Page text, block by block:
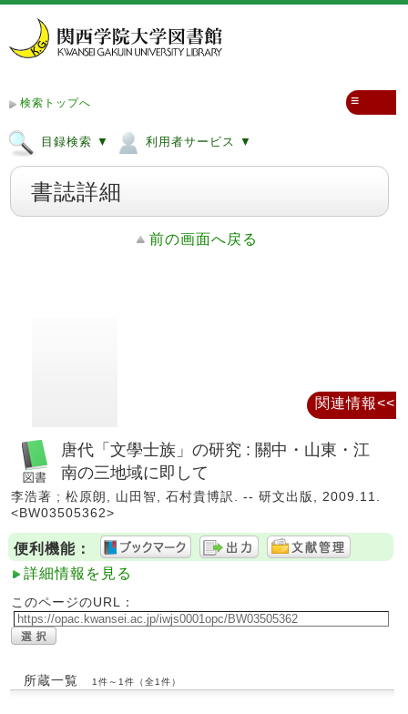
検索トップへ
目録検索 ▼ 利用者サービス ▼
≡
書誌詳細
前の画面へ戻る
唐代「文學士族」の研究 : 關中・山東・江
南の三地域に即して
李浩著 ; 松原朗, 山田智, 石村貴博訳. -- 研文出版, 2009.11.
<BW03505362>
便利機能：
詳細情報を見る
このページのURL：
所蔵一覧 1件～1件（全1件）
関連情報<<